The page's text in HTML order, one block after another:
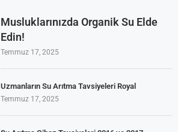
Musluklarınızda Organik Su Elde
Edin!
Temmuz 17, 2025
Uzmanların Su Arıtma Tavsiyeleri Royal
Temmuz 17, 2025